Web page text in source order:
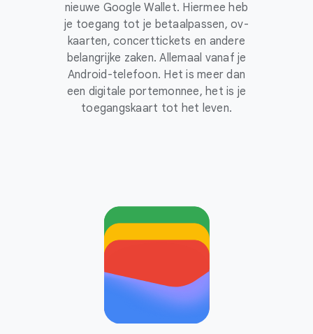
nieuwe Google Wallet. Hiermee heb
je toegang tot je betaalpassen, ov-
kaarten, concerttickets en andere
belangrijke zaken. Allemaal vanaf je
Android-telefoon. Het is meer dan
een digitale portemonnee, het is je
toegangskaart tot het leven.